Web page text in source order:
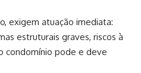
exigem atuação imediata:
estruturais graves, riscos à
condomínio pode e deve